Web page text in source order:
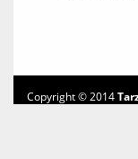
Copyright © 2014